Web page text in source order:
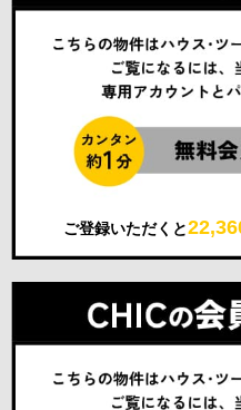
ご登録いただくと